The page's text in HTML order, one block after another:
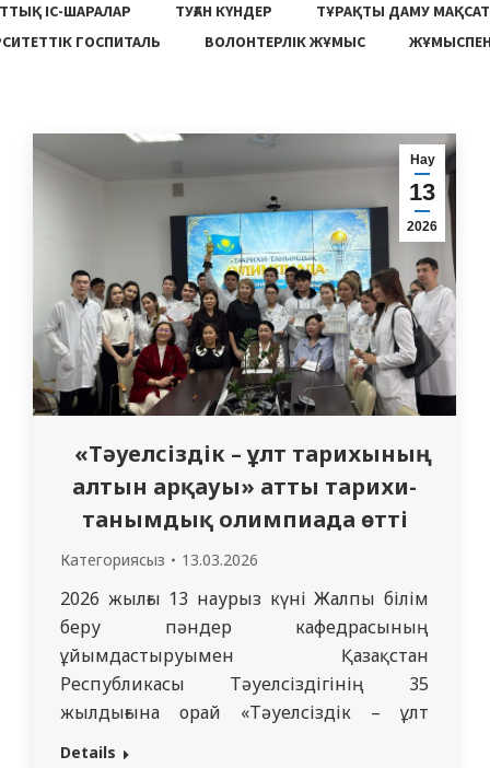
ІС-ШАРАЛАР
ТУҒАН КҮНДЕР
ТҰРАҚТЫ ДАМУ
ГОСПИТАЛЬ
ВОЛОНТЕРЛІК ЖҰМЫС
Нау
13
2026
«Тәуелсіздік – ұлт тарихының
алтын арқауы» атты тарихи-
танымдық олимпиада өтті
Категориясыз 13.03.2026
2026 жылғы 13 наурыз күні Жалпы білім
беру пәндер кафедрасының
ұйымдастыруымен Қазақстан
Республикасы Тәуелсіздігінің 35
жылдығына орай «Тәуелсіздік – ұлт
тарихының алтын арқауы» атты
Details